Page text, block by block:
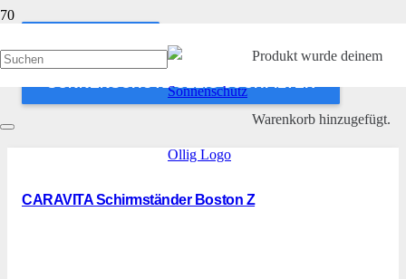
Produktwurde deinem
Warenkorb hinzugefügt.
SONNENSCHUTZ OLLIG SUCHFILTER
CARAVITA Schirmständer Boston Z